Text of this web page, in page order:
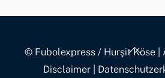
Back
To
© Fubolexpress / Hurşit Köse|
Disclaimer|